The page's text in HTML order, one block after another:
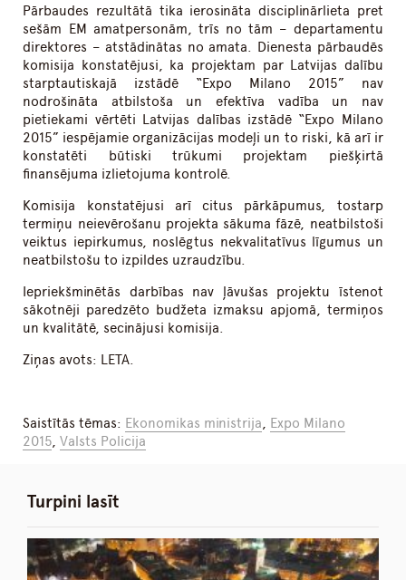
Pārbaudes rezultātā tika ierosināta disciplinārlieta pret
sešām EM amatpersonām, trīs no tām – departamentu
direktores – atstādinātas no amata. Dienesta pārbaudēs
komisija konstatējusi, ka projektam par Latvijas dalību
starptautiskajā izstādē “Expo Milano 2015” nav
nodrošināta atbilstoša un efektīva vadība un nav
pietiekami vērtēti Latvijas dalības izstādē “Expo Milano
2015” iespējamie organizācijas modeļi un to riski, kā arī ir
konstatēti būtiski trūkumi projektam piešķirtā
finansējuma izlietojuma kontrolē.
Komisija konstatējusi arī citus pārkāpumus, tostarp
termiņu neievērošanu projekta sākuma fāzē, neatbilstoši
veiktus iepirkumus, noslēgtus nekvalitatīvus līgumus un
neatbilstošu to izpildes uzraudzību.
Iepriekšminētās darbības nav ļāvušas projektu īstenot
sākotnēji paredzēto budžeta izmaksu apjomā, termiņos
un kvalitātē, secinājusi komisija.
Ziņas avots: LETA.
Saistītās tēmas: Ekonomikas ministrija, Expo Milano
2015,Valsts Policija
Turpini lasīt